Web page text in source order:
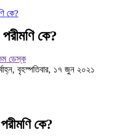
কে?
কে?
ডেস্ক
বৃহস্পতিবার, ১৭ জুন ২০২১
কে?